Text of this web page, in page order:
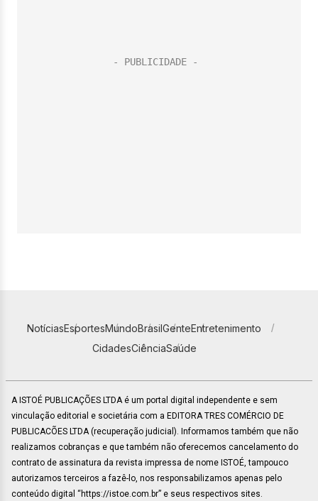
NotíciasEsportesMundoBrasilGenteEntretenimento
CidadesCiênciaSaúde
A ISTOÉ PUBLICAÇÕES LTDA é um portal digital independente e sem
vinculação editorial e societária com a EDITORA TRES COMÉRCIO DE
PUBLICACÕES LTDA (recuperação judicial). Informamos também que não
realizamos cobranças e que também não oferecemos cancelamento do
contrato de assinatura da revista impressa de nome ISTOÉ, tampouco
autorizamos terceiros a fazê-lo, nos responsabilizamos apenas pelo
conteúdo digital “https://istoe.com.br” e seus respectivos sites.